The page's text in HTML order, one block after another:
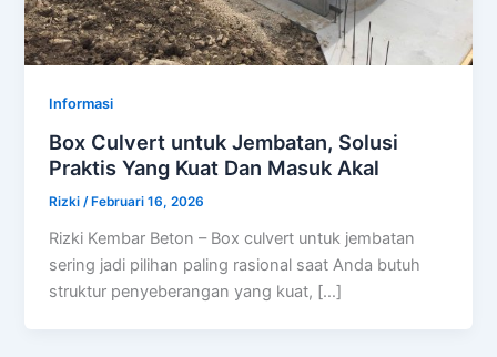
Informasi
Box Culvert untuk Jembatan, Solusi
Praktis Yang Kuat Dan Masuk Akal
Rizki/Februari 16, 2026
Rizki Kembar Beton – Box culvert untuk jembatan
sering jadi pilihan paling rasional saat Anda butuh
struktur penyeberangan yang kuat, […]